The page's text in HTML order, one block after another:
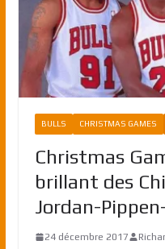
BULLS CHRISTMAS GAMES
Christmas
brillant des
Jordan-
24 décembre 2017